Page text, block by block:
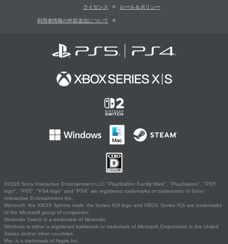
ライセンス ルール＆ポリシー
利用者情報の外部送信について
©2026 Sony Interactive Entertainment LLC."PlayStation Family Mark", "PlayStation", "PS5
logo", "PS5", "PS4 logo" and "PS4" are registered trademarks or trademarks of Sony
Interactive Entertainment Inc.
Microsoft, the XBOX Sphere mark, the Series X|S logo and XBOX Series X|S are trademarks
of the Microsoft group of companies.
Nintendo Switch is a trademark of Nintendo.
Windows is either a registered trademark or trademark of Microsoft Corporation in the United
States and/or other countries.
Mac is a trademark of Apple Inc.